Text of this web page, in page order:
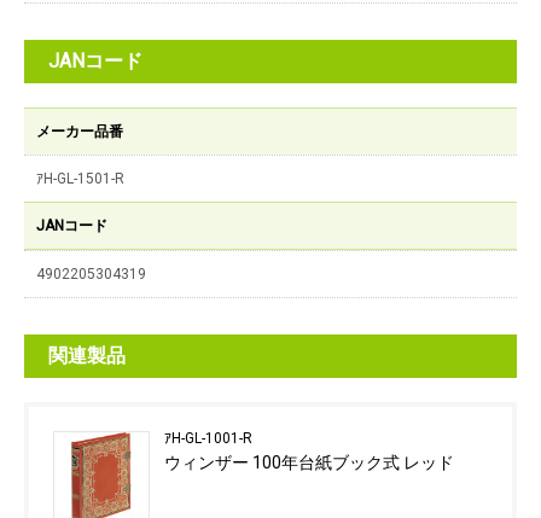
JANコード
メーカー品番
ｱH-GL-1501-R
JANコード
4902205304319
関連製品
ｱH-GL-1001-R
ウィンザー 100年台紙ブック式 レッド